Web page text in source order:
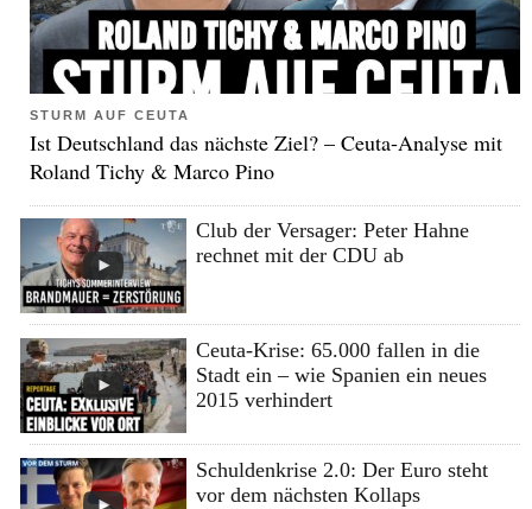
STURM AUF CEUTA
Ist Deutschland das nächste Ziel? – Ceuta-Analyse mit
Roland Tichy & Marco Pino
Club der Versager: Peter Hahne
rechnet mit der CDU ab
Ceuta-Krise: 65.000 fallen in die
Stadt ein – wie Spanien ein neues
2015 verhindert
Schuldenkrise 2.0: Der Euro steht
vor dem nächsten Kollaps